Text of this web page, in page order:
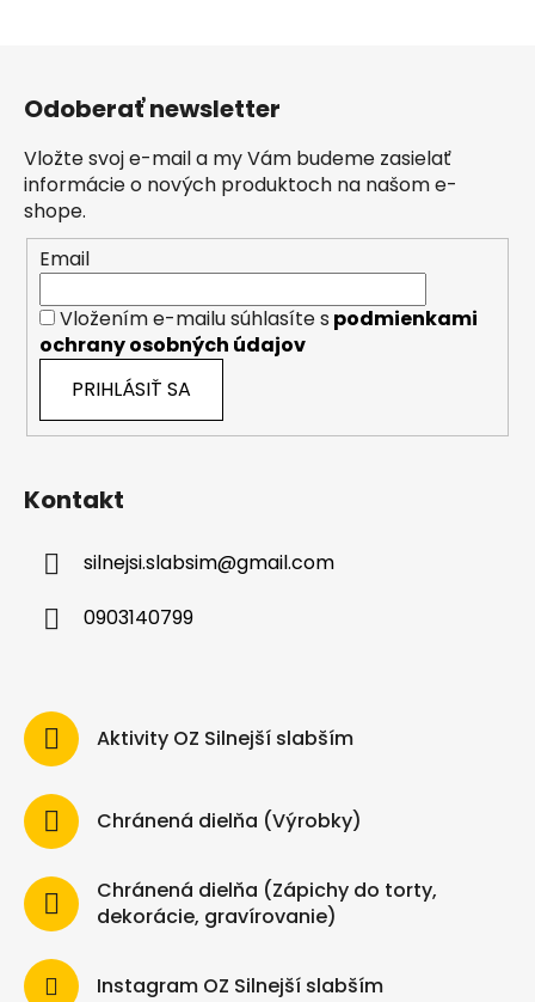
Odoberať newsletter
Vložte svoj e-mail a my Vám budeme zasielať
informácie o nových produktoch na našom e-
shope.
Email
Vložením e-mailu súhlasíte s podmienkami
ochrany osobných údajov
PRIHLÁSIŤ SA
Kontakt
silnejsi.slabsim@gmail.com
0903140799
Aktivity OZ Silnejší slabším
Chránená dielňa (Výrobky)
Chránená dielňa (Zápichy do torty,
dekorácie, gravírovanie)
Instagram OZ Silnejší slabším